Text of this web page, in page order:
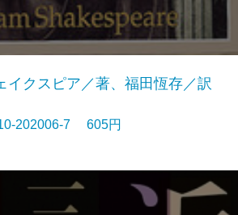
イクスピア／著、福田恆存／訳
202006-7 605円